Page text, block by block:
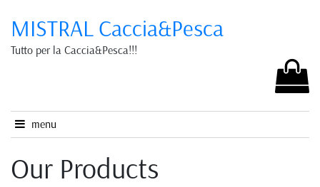
MISTRAL Caccia&Pesca
Tutto per la Caccia&Pesca!!!
menu
Our Products